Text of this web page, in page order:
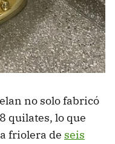
no solo fabricó
quilates, lo que
friolera de seis